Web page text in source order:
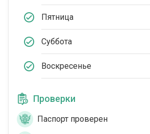
Пятница
Суббота
Воскресенье
Проверки
Паспорт проверен